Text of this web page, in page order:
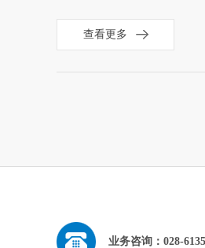
查看更多
业务咨询：028-